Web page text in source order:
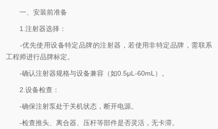
一、安装前准备
1.注射器选择：
-优先使用设备特定品牌的注射器，若使用非特定品牌，需联系
工程师进行品牌标定。
-确认注射器规格与设备兼容（如0.5μL-60mL）。
2.设备检查：
-确保注射泵处于关机状态，断开电源。
-检查推头、离合器、压杆等部件是否灵活，无卡滞。